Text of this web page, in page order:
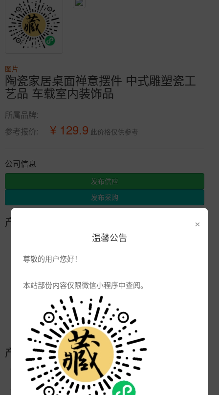
×
温馨公告
尊敬的用户您好！
本站部份内容仅限微信小程序中查阅。
图片
陶瓷家居桌面禅意摆件 中式雕塑瓷工
艺品 车载室内装饰品
所属品牌:
参考报价:
¥ 129.9 此价格仅供参考
公司信息
发布供应
发布采购
产品参数
品牌:
次数:
2066
景德镇市辰天陶瓷有限公司
2021-06-21 17:16:46
产品简介